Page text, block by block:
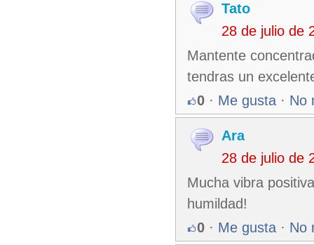
Tato
28 de julio de
Mantente
tendras un
0 · Me gusta · No
Ara
28 de julio de
Mucha vibra
humildad!
0 · Me gusta · No